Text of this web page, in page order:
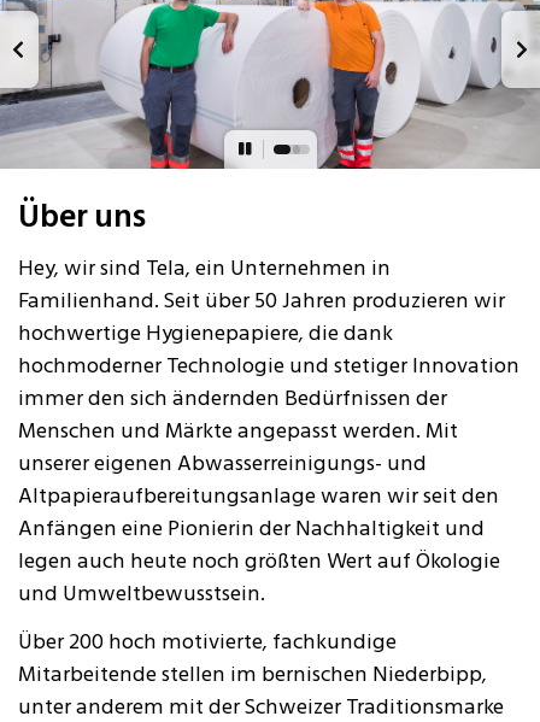
Über uns
Hey, wir sind Tela, ein Unternehmen in
Familienhand. Seit über 50 Jahren produzieren wir
hochwertige Hygienepapiere, die dank
hochmoderner Technologie und stetiger Innovation
immer den sich ändernden Bedürfnissen der
Menschen und Märkte angepasst werden. Mit
unserer eigenen Abwasserreinigungs- und
Altpapieraufbereitungsanlage waren wir seit den
Anfängen eine Pionierin der Nachhaltigkeit und
legen auch heute noch größten Wert auf Ökologie
und Umweltbewusstsein.
Über 200 hoch motivierte, fachkundige
Mitarbeitende stellen im bernischen Niederbipp,
unter anderem mit der Schweizer Traditionsmarke